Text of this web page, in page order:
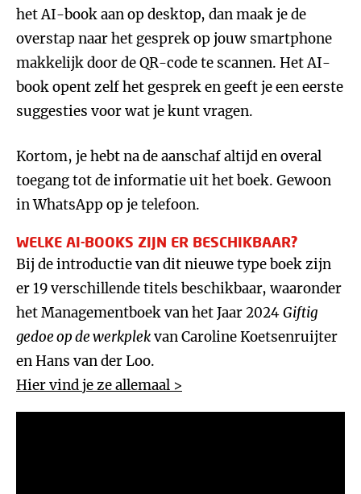
het AI-book aan op desktop, dan maak je de
overstap naar het gesprek op jouw smartphone
makkelijk door de QR-code te scannen. Het AI-
book opent zelf het gesprek en geeft je een eerste
suggesties voor wat je kunt vragen.
Kortom, je hebt na de aanschaf altijd en overal
toegang tot de informatie uit het boek. Gewoon
in WhatsApp op je telefoon.
WELKE AI-BOOKS ZIJN ER BESCHIKBAAR?
Bij de introductie van dit nieuwe type boek zijn
er 19 verschillende titels beschikbaar, waaronder
het Managementboek van het Jaar 2024Giftig
gedoe op de werkplekvan Caroline Koetsenruijter
en Hans van der Loo.
Hier vind je ze allemaal >